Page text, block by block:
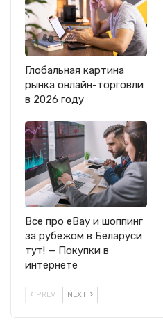
Глобальная картина
рынка онлайн-торговли
в 2026 году
Все про eBay и шоппинг
за рубежом в Беларуси
тут! — Покупки в
интернете
PREV NEXT